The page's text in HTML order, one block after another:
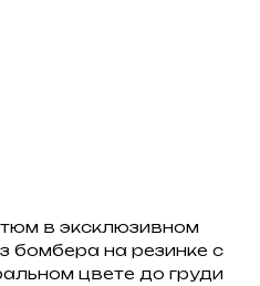
в эксклюзивном
бомбера на резинке с
цвете до груди